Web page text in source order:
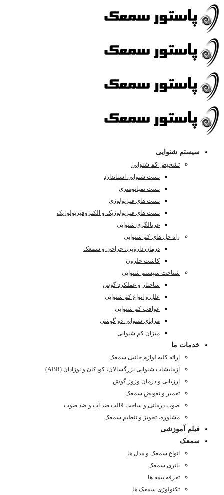
سیستم شنوایی
تشخیص کم شنوایی
تست شنوایی استاندارد
تست تمپانومتری
تست های فیزیولوژی
تست های فیزیولوژیک و الکتروفیزیولوژیک
غربالگری شنوایی
راه حل های کم شنوایی
درمان دارویی، جراحی و سمعک
کاشت حلزون
شناخت سیستم شنوایی
ساختار و عملکرد گوش
علل و انواع کم شنوایی
عواقب کم شنوایی
مزایای شنوایی دو گوشی
میزان کم شنوایی
خدمات ما
ارائه کلیه لوازم جانبی سمعک
آزمایشات شنوایی بزرگسالان، کودکان و نوزادان (ABR)
ارزیابی و درمان وزوز گوش
تعمیر و تعویض سمعک
صوت درمانی و ساخت قالب ضد آب و ضد صوت
مشاوره، تجویز و تنظیم سمعک
فیلم آموزشی
سمعک
انواع سمعک و مدل ها
باتری سمعک
تعرفه بیمه ها
تکنولوژی سمعک ها